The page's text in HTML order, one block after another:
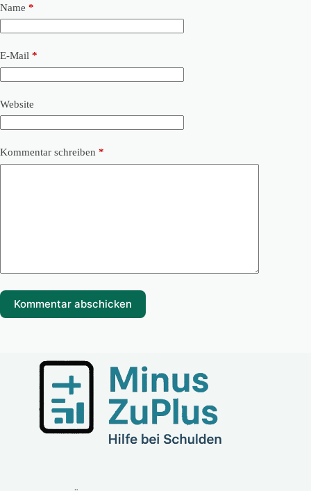
Name *
E-Mail *
Website
Kommentar schreiben *
Kommentar abschicken